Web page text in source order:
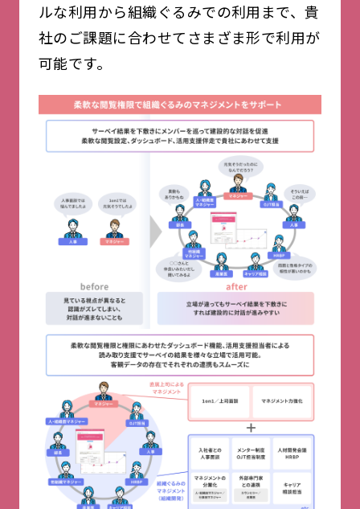
ルな利用から組織ぐるみでの利用まで、貴
社のご課題に合わせてさまざま形で利用が
可能です。